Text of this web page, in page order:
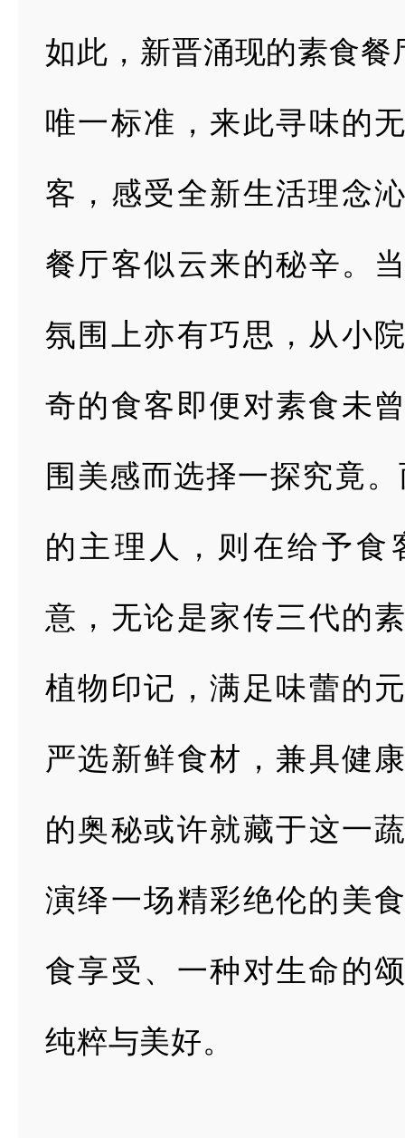
如此， 新晋涌现的素食餐
唯一标准，来此寻味的
客，感受全新生活理念
餐厅客似云来的秘辛。
氛围上亦有巧思，从小
奇的食客即便对素食未
围美感而选择一探究竟
的主理人，则在给予食
意，无论是家传三代的
植物印记，满足味蕾的
严选新鲜食材，兼具健
的奥秘或许就藏于这一
演绎一场精彩绝伦的美
食享受、一种对生命的
纯粹与美好。